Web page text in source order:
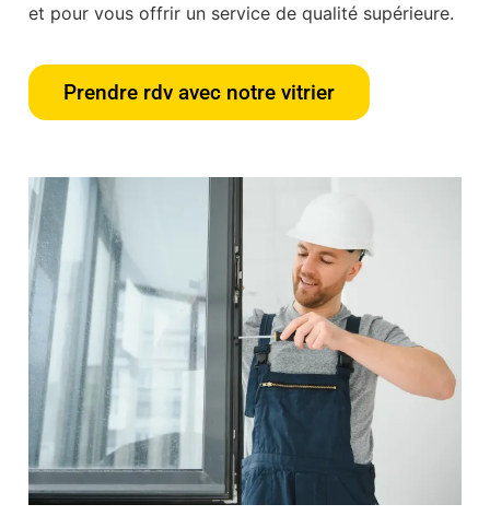
et pour vous offrir un service de qualité supérieure.
Prendre rdv avec notre vitrier